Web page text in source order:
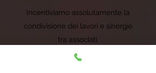
Incentiviamo assolutamente la
condivisione dei lavori e sinergie
tra associati.